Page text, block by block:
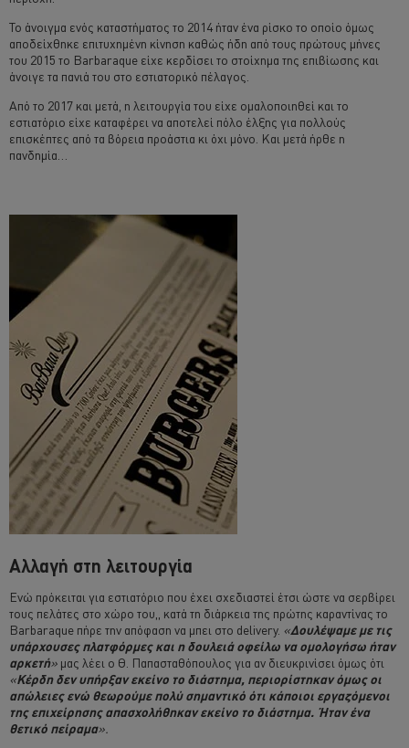
Το άνοιγμα ενός καταστήματος το 2014 ήταν ένα ρίσκο το οποίο όμως
αποδείχθηκε επιτυχημένη κίνηση καθώς ήδη από τους πρώτους μήνες
του 2015 το Barbaraque είχε κερδίσει το στοίχημα της επιβίωσης και
άνοιγε τα πανιά του στο εστιατορικό πέλαγος.
Από το 2017 και μετά, η λειτουργία του είχε ομαλοποιηθεί και το
εστιατόριο είχε καταφέρει να αποτελεί πόλο έλξης για πολλούς
επισκέπτες από τα βόρεια προάστια κι όχι μόνο. Και μετά ήρθε η
πανδημία…
Αλλαγή στη λειτουργία
Ενώ πρόκειται για εστιατόριο που έχει σχεδιαστεί έτσι ώστε να σερβίρει
τους πελάτες στο χώρο του,, κατά τη διάρκεια της πρώτης καραντίνας το
Barbaraque πήρε την απόφαση να μπει στο delivery. «Δουλέψαμε με τις
υπάρχουσες πλατφόρμες και η δουλειά οφείλω να ομολογήσω ήταν
αρκετή» μας λέει ο Θ. Παπασταθόπουλος για αν διευκρινίσει όμως ότι
«Κέρδη δεν υπήρξαν εκείνο το διάστημα, περιορίστηκαν όμως οι
απώλειες ενώ θεωρούμε πολύ σημαντικό ότι κάποιοι εργαζόμενοι
της επιχείρησης απασχολήθηκαν εκείνο το διάστημα. Ήταν ένα
θετικό πείραμα».